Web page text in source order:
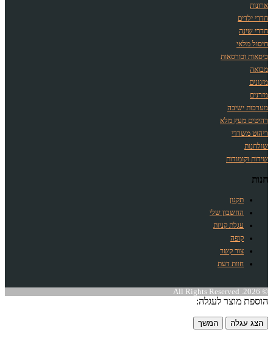
ארונות
חדרי ילדים
חדרי שינה
חיסול מלאי
כיסאות וכורסאות
מבואה
מזנונים
מזרנים
מערכות ישיבה
רהיטים מעץ מלא
ריהוט משרדי
שולחנות
שידות וקומודות
חנות
תקנון
החשבון שלי
עגלת קניות
קופה
צור קשר
חוות דעת
© 2026. All Rights Reserved
הוספת מוצר לעגלה:
הצג עגלה המשך